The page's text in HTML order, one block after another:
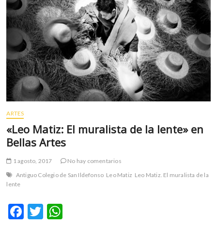
m
v
o
l
e
r
o
ARTES
«Leo Matiz: El muralista de la lente» en
Bellas Artes
1 agosto, 2017
No hay comentarios
Antiguo Colegio de San Ildefonso Leo Matiz Leo Matiz. El muralista de la
lente
F
T